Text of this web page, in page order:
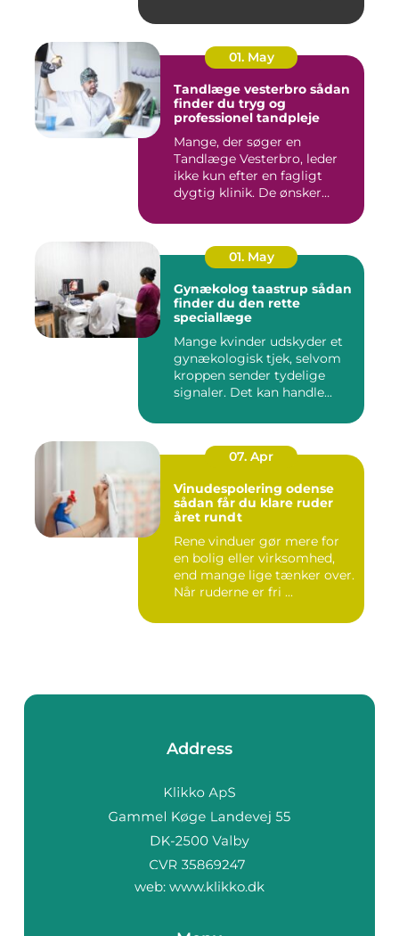
01. May
Tandlæge vesterbro sådan
finder du tryg og
professionel tandpleje
Mange, der søger en
Tandlæge Vesterbro, leder
ikke kun efter en fagligt
dygtig klinik. De ønsker
01. May
Gynækolog taastrup sådan
finder du den rette
speciallæge
Mange kvinder udskyder et
gynækologisk tjek, selvom
kroppen sender tydelige
signaler. Det kan handle...
07. Apr
Vinudespolering odense
sådan får du klare ruder
året rundt
Rene vinduer gør mere for
en bolig eller virksomhed,
end mange lige tænker over.
Når ruderne er fri ...
Address
web: www.klikko.dk